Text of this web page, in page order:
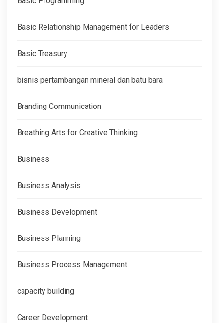
Basic Relationship Management for Leaders
Basic Treasury
bisnis pertambangan mineral dan batu bara
Branding Communication
Breathing Arts for Creative Thinking
Business
Business Analysis
Business Development
Business Planning
Business Process Management
capacity building
Career Development